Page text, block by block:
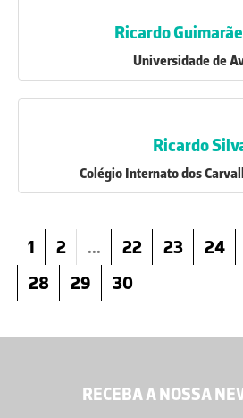
Ricardo
Universidade de
Ricardo
Colégio Internato dos
1 2 ... 22 23 24
28
29 30
RECEBA A NOSSA